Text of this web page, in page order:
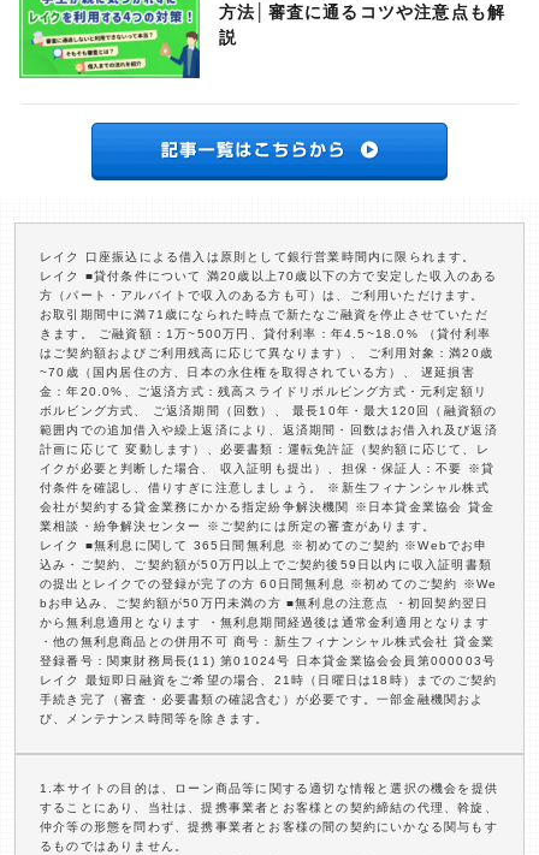
方法│審査に通るコツや注意点も解
説
レイク 口座振込による借入は原則として銀行営業時間内に限られます。
レイク ■貸付条件について 満20歳以上70歳以下の方で安定した収入のある
方（パート・アルバイトで収入のある方も可）は、ご利用いただけます。
お取引期間中に満71歳になられた時点で新たなご融資を停止させていただ
きます。 ご融資額：1万~500万円、貸付利率：年4.5~18.0% （貸付利率
はご契約額およびご利用残高に応じて異なります）、 ご利用対象：満20歳
~70歳（国内居住の方、日本の永住権を取得されている方）、 遅延損害
金：年20.0%、ご返済方式：残高スライドリボルビング方式・元利定額リ
ボルビング方式、 ご返済期間（回数）、 最長10年・最大120回（融資額の
範囲内での追加借入や繰上返済により、返済期間・回数はお借入れ及び返済
計画に応じて 変動します）、必要書類：運転免許証（契約額に応じて、レ
イクが必要と判断した場合、 収入証明も提出）、担保・保証人：不要 ※貸
付条件を確認し、借りすぎに注意しましょう。 ※新生フィナンシャル株式
会社が契約する貸金業務にかかる指定紛争解決機関 ※日本貸金業協会 貸金
業相談・紛争解決センター ※ご契約には所定の審査があります。
レイク ■無利息に関して 365日間無利息 ※初めてのご契約 ※Webでお申
込み・ご契約、ご契約額が50万円以上でご契約後59日以内に収入証明書類
の提出とレイクでの登録が完了の方 60日間無利息 ※初めてのご契約 ※We
bお申込み、ご契約額が50万円未満の方 ■無利息の注意点 ・初回契約翌日
から無利息適用となります ・無利息期間経過後は通常金利適用となります
・他の無利息商品との併用不可 商号：新生フィナンシャル株式会社 貸金業
登録番号：関東財務局長(11) 第01024号 日本貸金業協会会員第000003号
レイク 最短即日融資をご希望の場合、21時（日曜日は18時）までのご契約
手続き完了（審査・必要書類の確認含む）が必要です。一部金融機関およ
び、メンテナンス時間等を除きます。
1.本サイトの目的は、ローン商品等に関する適切な情報と選択の機会を提供
することにあり、当社は、提携事業者とお客様との契約締結の代理、斡旋、
仲介等の形態を問わず、提携事業者とお客様の間の契約にいかなる関与もす
るものではありません。